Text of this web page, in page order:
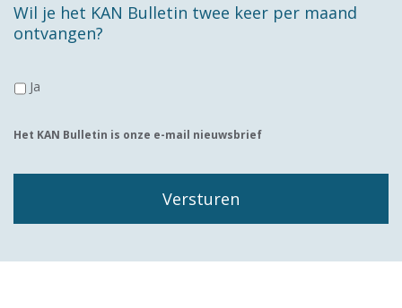
Wil je het KAN Bulletin twee keer per maand
ontvangen?
Ja
Het KAN Bulletin is onze e-mail nieuwsbrief